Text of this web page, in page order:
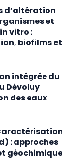
d’altération
et
vitro :
biofilms et
intégrée du
Dévoluy
des eaux
: approches
géochimique